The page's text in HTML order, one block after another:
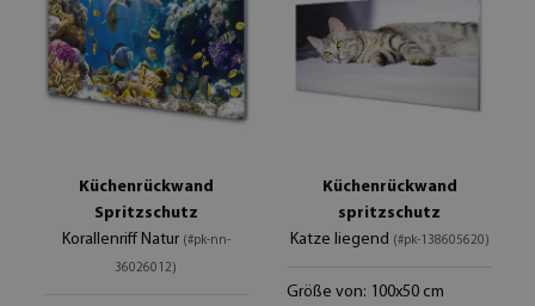
Küchenrückwand
Spritzschutz
Korallenriff Natur (#pk-nn-
36026012)
Küchenrückwand
spritzschutz
Katze liegend (#pk-138605620)
Größe von: 100x50 cm